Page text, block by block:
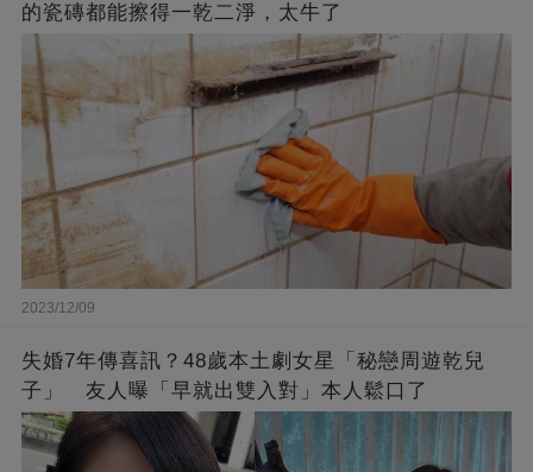
的瓷磚都能擦得一乾二淨，太牛了
2023/12/09
失婚7年傳喜訊？48歲本土劇女星「秘戀周遊乾兒
子」 友人曝「早就出雙入對」本人鬆口了